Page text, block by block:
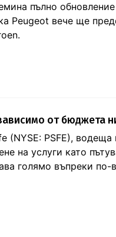
пълно
Peugeot вече ще
от бюджета
(NYSE: PSFE),
на услуги като
голямо въпреки по-